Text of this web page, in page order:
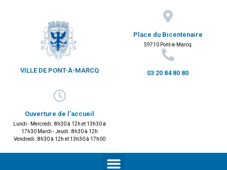
VILLE DE PONT-À-MARCQ
Place du Bicentenaire
59710 Pont-à-Marcq
03 20 84 80 80
Ouverture de l'accueil
Lundi - Mercredi : 8h30 à 12h et 13h30 à
17h30 Mardi - Jeudi : 8h30 à 12h
Vendredi : 8h30 à 12h et 13h30 à 17h00